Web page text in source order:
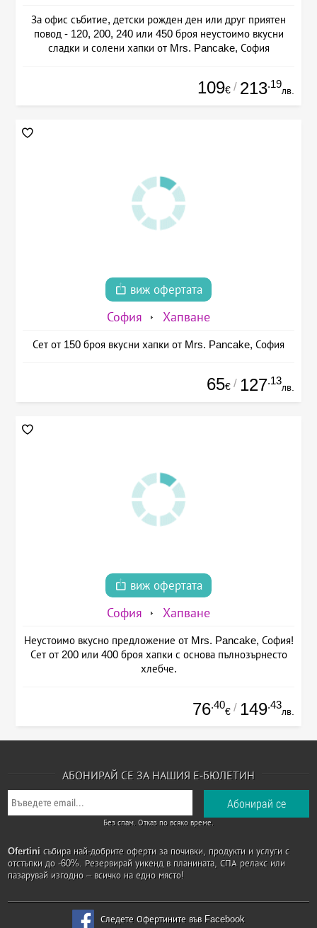
За офис събитие, детски рожден ден или друг приятен
повод - 120, 200, 240 или 450 броя неустоимо вкусни
сладки и солени хапки от Mrs. Pancake, София
109€ / 213.19
лв.
виж офертата
София Хапване
Сет от 150 броя вкусни хапки от Mrs. Pancake, София
65€ / 127.13
лв.
виж офертата
София Хапване
Неустоимо вкусно предложение от Mrs. Pancake, София!
Сет от 200 или 400 броя хапки с основа пълнозърнесто
хлебче.
76.40
€ / 149.43
лв.
АБОНИРАЙ СЕ ЗА НАШИЯ Е-БЮЛЕТИН
Без спам. Отказ по всяко време.
Ofertini събира най-добрите оферти за почивки, продукти и услуги с
отстъпки до -60%. Резервирай уикенд в планината, СПА релакс или
пазарувай изгодно – всичко на едно място!
Следете Офертините във Facebook